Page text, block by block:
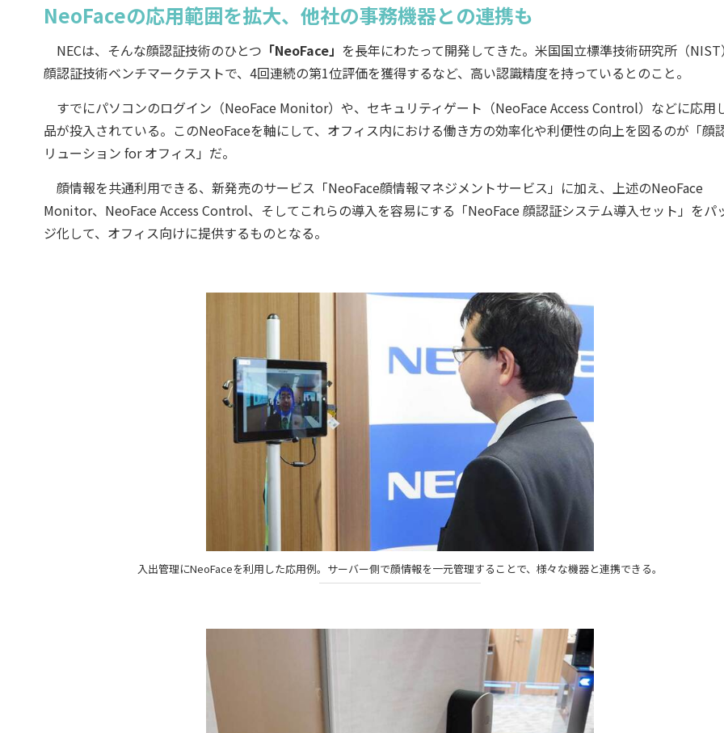
NeoFaceの応用範囲を拡大、他社の事務機器との連携も
NECは、そんな顔認証技術のひとつ 「NeoFace」 を長年にわたって開発してきた。米国国立標準技術研究所（NIST
顔認証技術ベンチマークテストで、4回連続の第1位評価を獲得するなど、高い認識精度を持っているとのこと。
すでにパソコンのログイン（NeoFace Monitor）や、セキュリティゲート（NeoFace Access Control）などに応用
品が投入されている。このNeoFaceを軸にして、オフィス内における働き方の効率化や利便性の向上を図るのが「顔
リューション for オフィス」だ。
顔情報を共通利用できる、新発売のサービス「NeoFace顔情報マネジメントサービス」に加え、上述のNeoFace
Monitor、NeoFace Access Control、そしてこれらの導入を容易にする「NeoFace 顔認証システム導入セット」をパ
ジ化して、オフィス向けに提供するものとなる。
入出管理にNeoFaceを利用した応用例。サーバー側で顔情報を一元管理することで、様々な機器と連携できる。